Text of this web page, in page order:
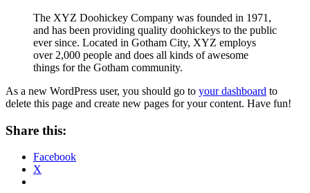
The XYZ Doohickey Company was founded in 1971,
and has been providing quality doohickeys to the public
ever since. Located in Gotham City, XYZ employs
over 2,000 people and does all kinds of awesome
things for the Gotham community.
As a new WordPress user, you should go to your dashboard to
delete this page and create new pages for your content. Have fun!
Share this:
Facebook
X